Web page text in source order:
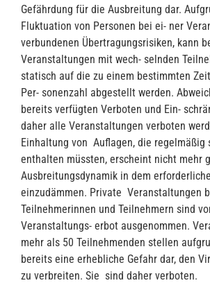
Gefährdung für die Ausbreitung dar.
Fluktuation von Personen bei ei- ner
verbundenen Übertragungsrisiken, kann
Veranstaltungen mit wech- selnden
statisch auf die zu einem bestimmten
Per- sonenzahl abgestellt werden.
bereits verfügten Verboten und Ein-
daher alle Veranstaltungen verboten
Einhaltung von Auflagen, die regelmäßig
enthalten müssten, erscheint nicht mehr
Ausbreitungsdynamik in dem
einzudämmen. Private Veranstaltungen
Teilnehmerinnen und Teilnehmern sind
Veranstaltungs- erbot ausgenommen.
mehr als 50 Teilnehmenden stellen
bereits eine erhebliche Gefahr dar, den
zu verbreiten. Sie sind daher verboten.